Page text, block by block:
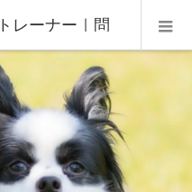
レーナー｜問
グ｜飼い主さ